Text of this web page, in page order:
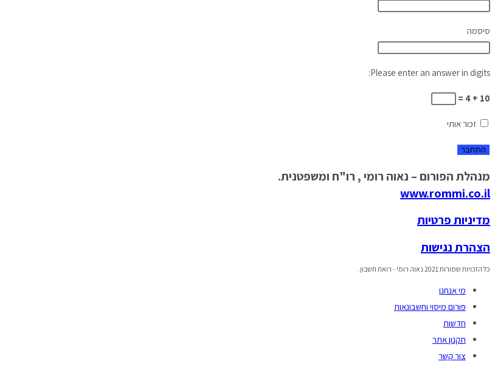
סיסמה
Please enter an answer in digits:
10 + 4 =
זכור אותי
מנהלת הפורום – נאוה רומי , רו"ח ומשפטנית.
www.rommi.co.il
מדיניות פרטיות
הצהרת נגישות
כל הזכויות שמורות 2021 נאוה רומי - רואת חשבון.
מי אנחנו
פורום מיסוי וחשבונאות
חדשות
תקנון אתר
צור קשר